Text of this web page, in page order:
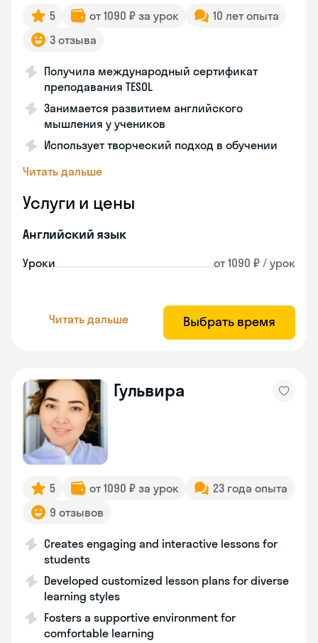
5 от 1090 ₽ за урок
10 лет опыта
3 отзыва
Получила международный сертификат
преподавания TESOL
Занимается развитием английского
мышления у учеников
Использует творческий подход в обучении
Читать дальше
Услуги и цены
Английский язык
Уроки от 1090 ₽ / урок
Читать дальше Выбрать время
Гульвира
5 от 1090 ₽ за урок
23 года опыта
9 отзывов
Creates engaging and interactive lessons for
students
Developed customized lesson plans for diverse
learning styles
Fosters a supportive environment for
comfortable learning